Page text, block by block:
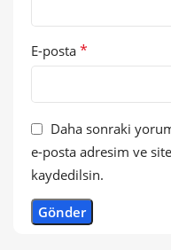
E-posta *
Daha sonraki
e-posta adresim ve
kaydedilsin.